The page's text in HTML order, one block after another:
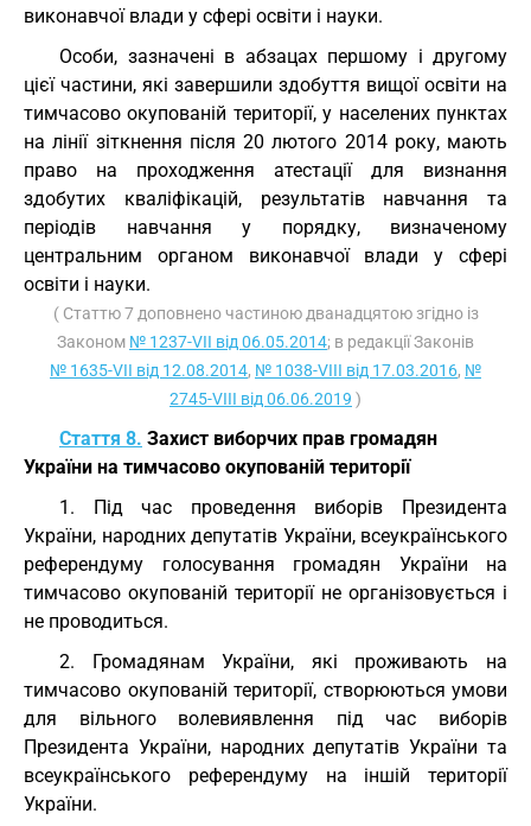
виконавчої влади у сфері освіти і науки.
Особи, зазначені в абзацах першому і другому
цієї частини, які завершили здобуття вищої освіти на
тимчасово окупованій території, у населених пунктах
на лінії зіткнення після 20 лютого 2014 року, мають
право на проходження атестації для визнання
здобутих кваліфікацій, результатів навчання та
періодів навчання у порядку, визначеному
центральним органом виконавчої влади у сфері
освіти і науки.
( Статтю 7 доповнено частиною дванадцятою згідно із
Законом № 1237-VII від 06.05.2014; в редакції Законів
№ 1635-VII від 12.08.2014, № 1038-VIII від 17.03.2016, №
2745-VIII від 06.06.2019 )
Стаття 8. Захист виборчих прав громадян
України на тимчасово окупованій території
1. Під час проведення виборів Президента
України, народних депутатів України, всеукраїнського
референдуму голосування громадян України на
тимчасово окупованій території не організовується і
не проводиться.
2. Громадянам України, які проживають на
тимчасово окупованій території, створюються умови
для вільного волевиявлення під час виборів
Президента України, народних депутатів України та
всеукраїнського референдуму на іншій території
України.